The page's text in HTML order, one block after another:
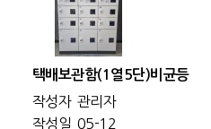
택배보관함(1열5단)비균등
작성자 관리자
작성일 05-12